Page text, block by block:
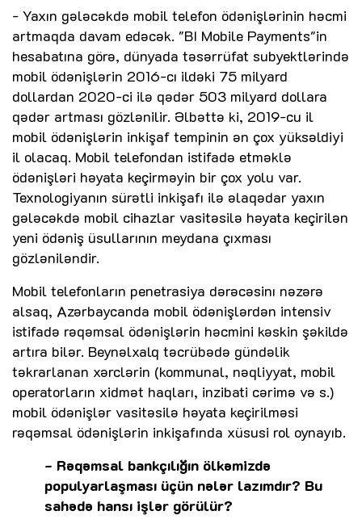
- Yaxın gələcəkdə mobil telefon ödənişlərinin həcmi
artmaqda davam edəcək. "BI Mobile Payments"in
hesabatına görə, dünyada təsərrüfat subyektlərində
mobil ödənişlərin 2016-cı ildəki 75 milyard
dollardan 2020-ci ilə qədər 503 milyard dollara
qədər artması gözlənilir. Əlbəttə ki, 2019-cu il
mobil ödənişlərin inkişaf tempinin ən çox yüksəldiyi
il olacaq. Mobil telefondan istifadə etməklə
ödənişləri həyata keçirməyin bir çox yolu var.
Texnologiyanın sürətli inkişafı ilə əlaqədar yaxın
gələcəkdə mobil cihazlar vasitəsilə həyata keçirilən
yeni ödəniş üsullarının meydana çıxması
gözləniləndir.
Mobil telefonların penetrasiya dərəcəsinı nəzərə
alsaq, Azərbaycanda mobil ödənişlərdən intensiv
istifadə rəqəmsal ödənişlərin həcmini kəskin şəkildə
artıra bilər. Beynəlxalq təcrübədə gündəlik
təkrarlanan xərclərin (kommunal, nəqliyyat, mobil
operatorların xidmət haqları, inzibati cərimə və s.)
mobil ödənişlər vasitəsilə həyata keçirilməsi
rəqəmsal ödənişlərin inkişafında xüsusi rol oynayıb.
- Rəqəmsal bankçılığın ölkəmizdə
populyarlaşması üçün nələr lazımdır? Bu
sahədə hansı işlər görülür?